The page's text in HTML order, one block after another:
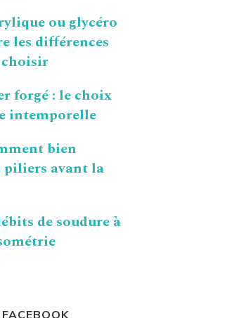
ou glycéro
les différences
forgé : le choix
intemporelle
bien
piliers avant la
de soudure à